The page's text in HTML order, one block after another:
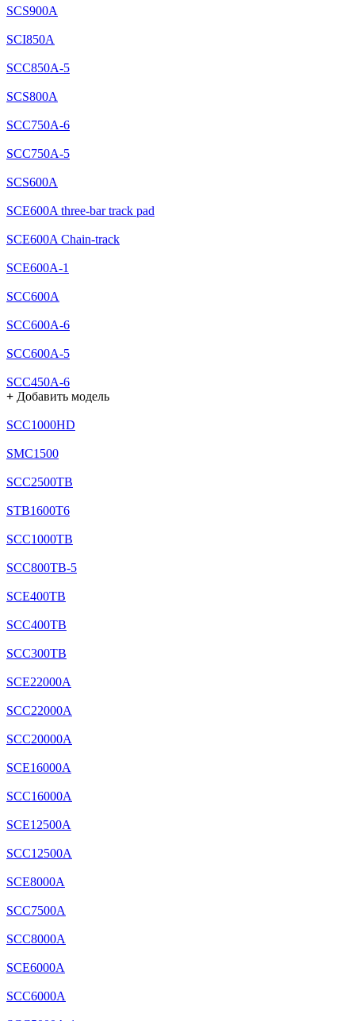
SCS900A
SCI850A
SCC850A-5
SCS800A
SCC750A-6
SCC750A-5
SCS600A
SCE600A three-bar track pad
SCE600A Chain-track
SCE600A-1
SCC600A
SCC600A-6
SCC600A-5
SCC450A-6
+ Добавить модель
SCC1000HD
SMC1500
SCC2500TB
STB1600T6
SCC1000TB
SCC800TB-5
SCE400TB
SCC400TB
SCC300TB
SCE22000A
SCC22000A
SCC20000A
SCE16000A
SCC16000A
SCE12500A
SCC12500A
SCE8000A
SCC7500A
SCC8000A
SCE6000A
SCC6000A